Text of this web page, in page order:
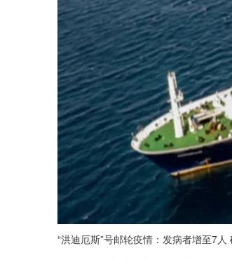
“洪迪厄斯”号邮轮疫情：发病者增至7人